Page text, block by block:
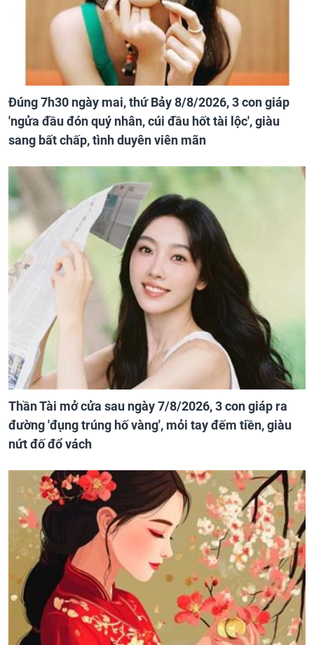
Đúng 7h30 ngày mai, thứ Bảy 8/8/2026, 3 con giáp
'ngửa đầu đón quý nhân, cúi đầu hốt tài lộc', giàu
sang bất chấp, tình duyên viên mãn
Thần Tài mở cửa sau ngày 7/8/2026, 3 con giáp ra
đường 'đụng trúng hố vàng', mỏi tay đếm tiền, giàu
nứt đố đổ vách